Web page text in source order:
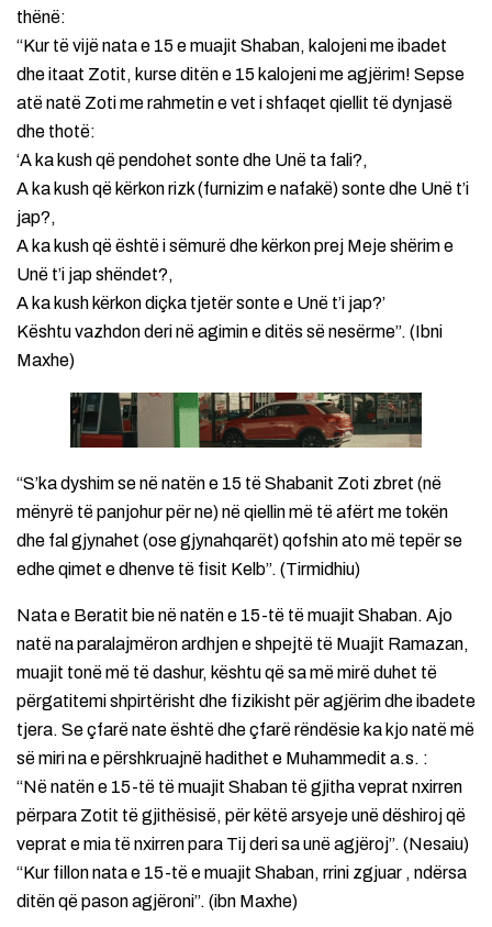
thënë:
“Kur të vijë nata e 15 e muajit Shaban, kalojeni me ibadet
dhe itaat Zotit, kurse ditën e 15 kalojeni me agjërim! Sepse
atë natë Zoti me rahmetin e vet i shfaqet qiellit të dynjasë
dhe thotë:
‘A ka kush që pendohet sonte dhe Unë ta fali?,
A ka kush që kërkon rizk (furnizim e nafakë) sonte dhe Unë t’i
jap?,
A ka kush që është i sëmurë dhe kërkon prej Meje shërim e
Unë t’i jap shëndet?,
A ka kush kërkon diçka tjetër sonte e Unë t’i jap?’
Kështu vazhdon deri në agimin e ditës së nesërme”. (Ibni
Maxhe)
“S’ka dyshim se në natën e 15 të Shabanit Zoti zbret (në
mënyrë të panjohur për ne) në qiellin më të afërt me tokën
dhe fal gjynahet (ose gjynahqarët) qofshin ato më tepër se
edhe qimet e dhenve të fisit Kelb”. (Tirmidhiu)
Nata e Beratit bie në natën e 15-të të muajit Shaban. Ajo
natë na paralajmëron ardhjen e shpejtë të Muajit Ramazan,
muajit tonë më të dashur, kështu që sa më mirë duhet të
përgatitemi shpirtërisht dhe fizikisht për agjërim dhe ibadete
tjera. Se çfarë nate është dhe çfarë rëndësie ka kjo natë më
së miri na e përshkruajnë hadithet e Muhammedit a.s. :
“Në natën e 15-të të muajit Shaban të gjitha veprat nxirren
përpara Zotit të gjithësisë, për këtë arsyeje unë dëshiroj që
veprat e mia të nxirren para Tij deri sa unë agjëroj”. (Nesaiu)
“Kur fillon nata e 15-të e muajit Shaban, rrini zgjuar , ndërsa
ditën që pason agjëroni”. (ibn Maxhe)